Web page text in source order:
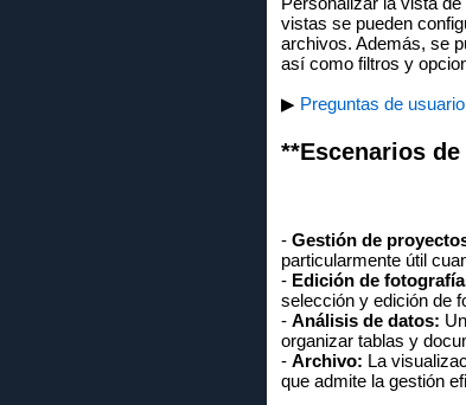
vistas se pueden
archivos. Además, se
así como filtros y
▶ Preguntas de
**Escenarios
- Gestión de
particularmente útil
- Edición de
selección y edición de
- Análisis de datos:
organizar tablas y
- Archivo: La
que admite la gestión